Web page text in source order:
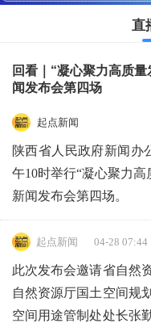
直
回看｜“凝心聚力高质
闻发布会第四场
起点新闻
陕西省人民政府新闻办
午10时举行“凝心聚力
新闻发布会第四场。
起点新闻 04-28 07:44
此次发布会邀请省自然
自然资源厅国土空间规
空间用途管制处处长张